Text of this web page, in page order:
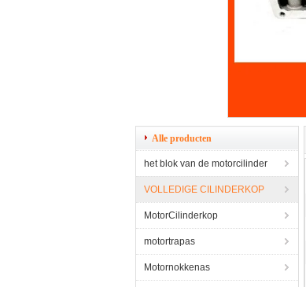
Alle producten
het blok van de motorcilinder
VOLLEDIGE CILINDERKOP
MotorCilinderkop
motortrapas
Motornokkenas